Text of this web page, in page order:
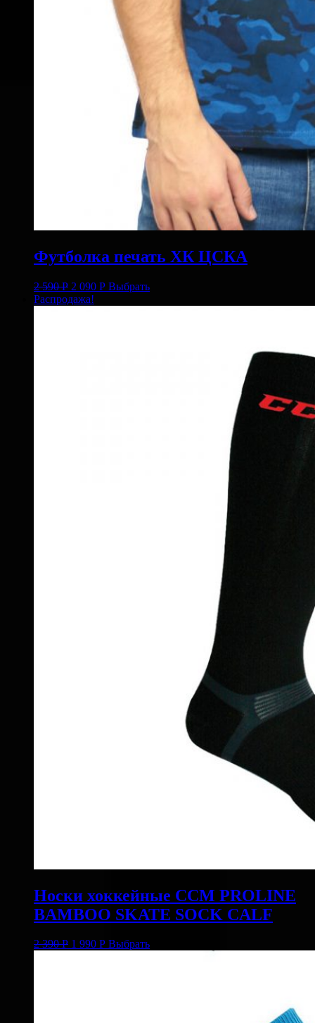
Футболка печать ХК ЦСКА
2 590Р 2 090 Р Выбрать
Распродажа!
Носки хоккейные CCM PROLINE
BAMBOO SKATE SOCK CALF
2 390Р 1 990 Р Выбрать